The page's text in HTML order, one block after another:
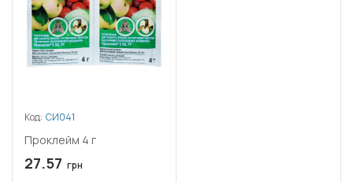
Код: СИ041
Проклейм 4 г
27.57 грн